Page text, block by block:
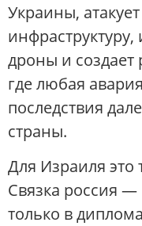
Украины,
дроны и создает
где любая
последствия
страны.
Для Израиля это
Связка россия
только в